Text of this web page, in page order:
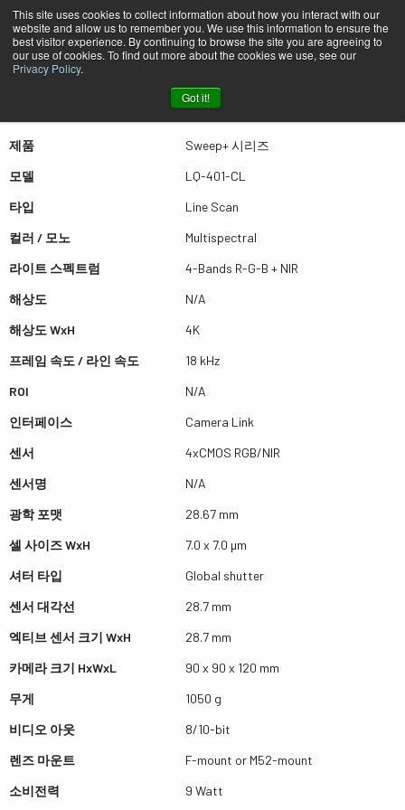
This site uses cookies to collect information about how you interact with our
website and allow us to remember you. We use this information to ensure the
best visitor experience. By continuing to browse the site you are agreeing to
our use of cookies. To find out more about the cookies we use, see our
Privacy Policy.
Got it!
퀵뷰 LQ-401-CL
더많은 결과를 보시려면 스크롤하세요
제품
Sweep+ 시리즈
모델
LQ-401-CL
타입
Line Scan
컬러 / 모노
Multispectral
라이트 스펙트럼
4-Bands R-G-B + NIR
해상도
N/A
해상도 WxH
4K
프레임 속도 / 라인 속도
18 kHz
ROI
N/A
인터페이스
Camera Link
센서
4xCMOS RGB/NIR
센서명
N/A
광학 포맷
28.67 mm
셀 사이즈 WxH
7.0 x 7.0 µm
셔터 타입
Global shutter
센서 대각선
28.7 mm
엑티브 센서 크기 WxH
28.7 mm
카메라 크기 HxWxL
90 x 90 x 120 mm
무게
1050 g
비디오 아웃
8/10-bit
렌즈 마운트
F-mount or M52-mount
소비전력
9 Watt